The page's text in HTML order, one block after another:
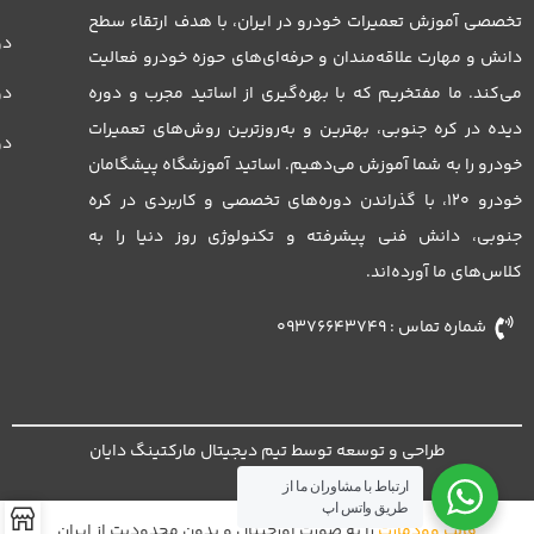
تخصصی آموزش تعمیرات خودرو در ایران، با هدف ارتقاء سطح
دانش و مهارت علاقه‌مندان و حرفه‌ای‌های حوزه خودرو فعالیت
می‌کند. ما مفتخریم که با بهره‌گیری از اساتید مجرب و دوره
دیده در کره جنوبی، بهترین و به‌روزترین روش‌های تعمیرات
خودرو را به شما آموزش می‌دهیم. اساتید آموزشگاه پیشگامان
خودرو 120، با گذراندن دوره‌های تخصصی و کاربردی در کره
جنوبی، دانش فنی پیشرفته و تکنولوژی روز دنیا را به
کلاس‌های ما آورده‌اند.
شماره تماس : 09376643749
طراحی و توسعه توسط تیم دیجیتال مارکتینگ دایان
ارتباط با مشاوران ما از
طریق واتس اپ